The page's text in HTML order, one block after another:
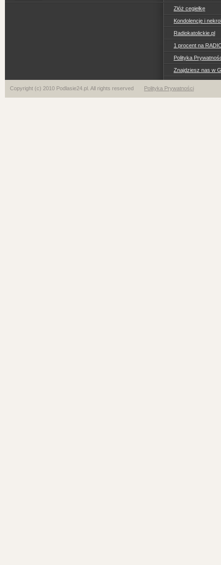
Złóż cegiełkę
Kondolencje i
Radiokatolickie.pl
1 procent na
Polityka
Znajdziesz nas w
Copyright (c) 2010 Podlasie24.pl. All rights reserved Polityka Prywatności